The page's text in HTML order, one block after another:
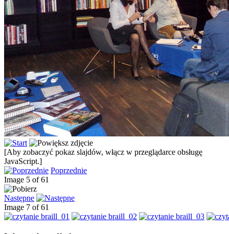
[Aby zobaczyć pokaz slajdów, włącz w przeglądarce obsługę
JavaScript.]
Poprzednie
Image 5 of 61
Następne
Image 7 of 61